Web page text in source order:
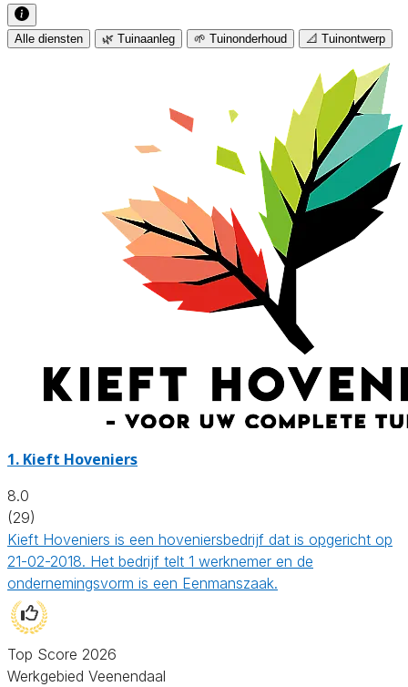
Alle diensten 🌿 Tuinaanleg 🌱 Tuinonderhoud 📐 Tuinontwerp
1. Kieft Hoveniers
8.0
(29)
Kieft Hoveniers is een hoveniersbedrijf dat is opgericht op
21-02-2018. Het bedrijf telt 1 werknemer en de
ondernemingsvorm is een Eenmanszaak.
Top Score 2026
Werkgebied Veenendaal